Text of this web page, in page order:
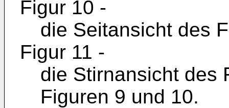
Figur 10 -
die Seitansicht des
Figur 11 -
die Stirnansicht des
Figuren 9 und 10.